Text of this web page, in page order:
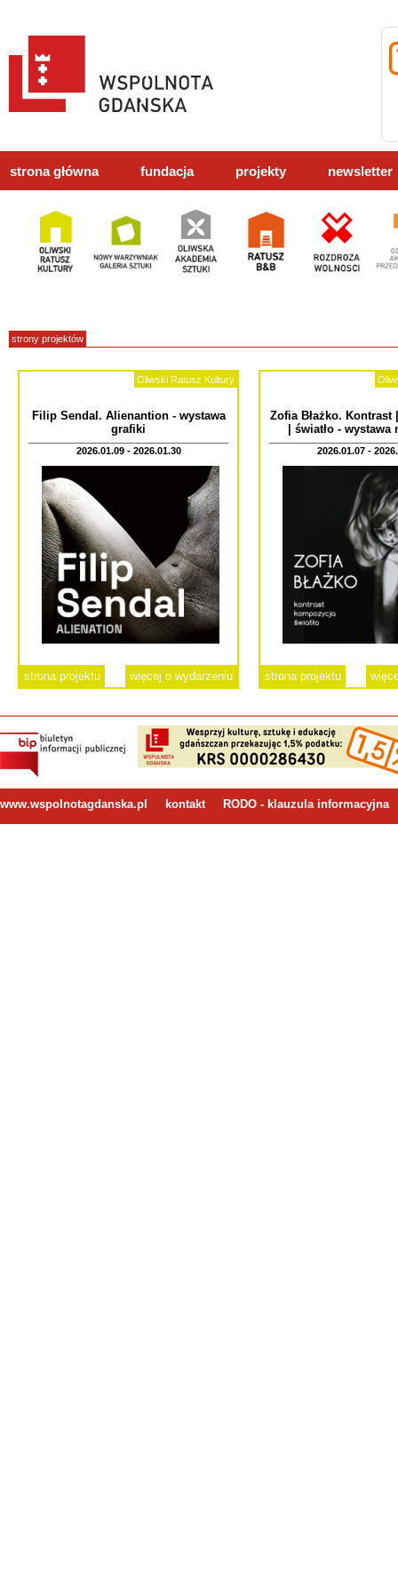
strona główna fundacja projekty newsletter
strony projektów
Oliwski Ratusz Kultury
Filip Sendal. Alienantion - wystawa
grafiki
2026.01.09 - 2026.01.30
strona projektu więcej o wydarzeniu
Zofia Błażko. Kontrast
| światło - wystawa
2026.01.07 -
strona projektu
www.wspolnotagdanska.pl kontakt RODO - klauzula informacyjna